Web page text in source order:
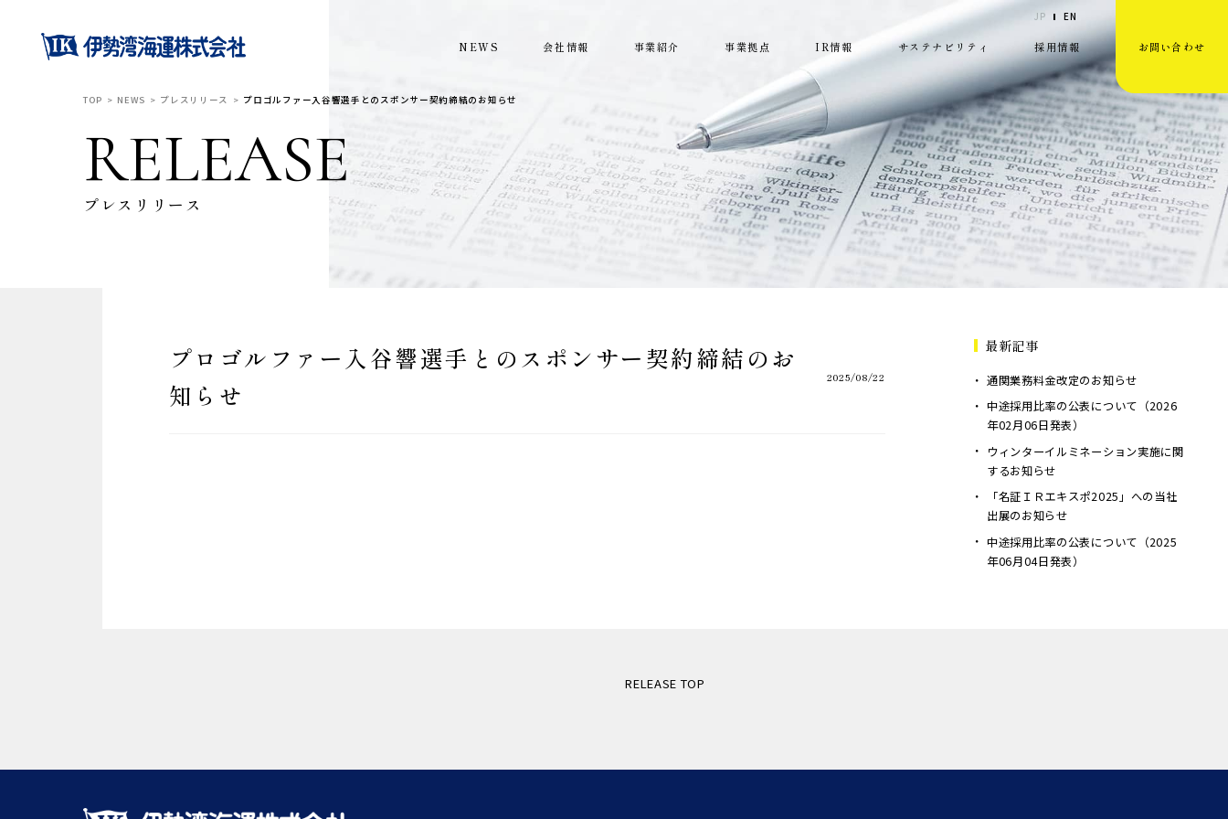
NEWS 会社情報 事業紹介 事業拠点 IR情報 サステナビリティ 採用情報 お問い合わせ
JP EN
TOP NEWS プレスリリース プロゴルファー入谷響選手とのスポンサー契約締結のお知らせ
RELEASE
プレスリリース
2025/08/22
プロゴルファー入谷響選手とのスポンサー契約締結のお
知らせ
最新記事
通関業務料金改定のお知らせ
中途採用比率の公表について（2026
年02月06日発表）
ウィンターイルミネーション実施に関
するお知らせ
「名証ＩＲエキスポ2025」への当社
出展のお知らせ
中途採用比率の公表について（2025
年06月04日発表）
RELEASE TOP